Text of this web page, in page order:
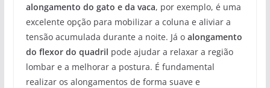
alongamento do gato e da vaca, por exemplo, é uma
excelente opção para mobilizar a coluna e aliviar a
tensão acumulada durante a noite. Já o alongamento
do flexor do quadril pode ajudar a relaxar a região
lombar e a melhorar a postura. É fundamental
realizar os alongamentos de forma suave e